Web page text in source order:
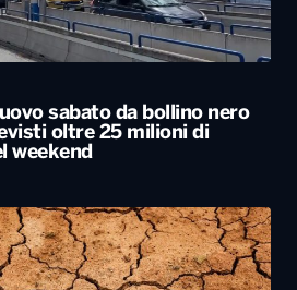
sabato da bollino nero
oltre 25 milioni di
weekend